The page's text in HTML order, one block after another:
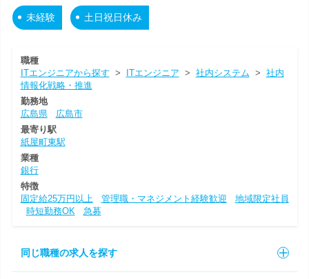
未経験 土日祝日休み
職種
ITエンジニアから探す > ITエンジニア > 社内システム > 社内
情報化戦略・推進
勤務地
広島県
広島市
最寄り駅
紙屋町東駅
業種
銀行
特徴
固定給25万円以上
管理職・マネジメント経験歓迎
地域限定社員
時短勤務OK
急募
同じ職種の求人を探す